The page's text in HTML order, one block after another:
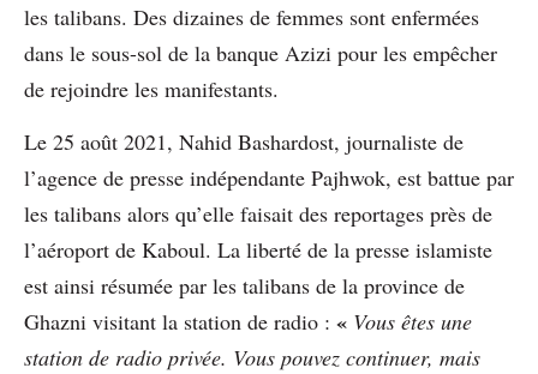
les talibans. Des dizaines de femmes sont enfermées
dans le sous-sol de la banque Azizi pour les empêcher
de rejoindre les manifestants.
Le 25 août 2021, Nahid Bashardost, journaliste de
l’agence de presse indépendante Pajhwok, est battue par
les talibans alors qu’elle faisait des reportages près de
l’aéroport de Kaboul. La liberté de la presse islamiste
est ainsi résumée par les talibans de la province de
Ghazni visitant la station de radio : « Vous êtes une
station de radio privée. Vous pouvez continuer, mais